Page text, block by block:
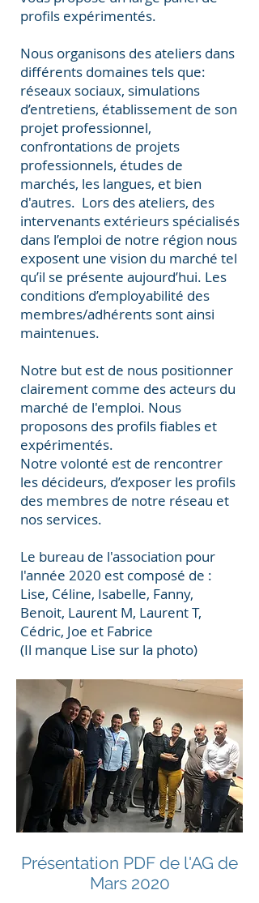
profils expérimentés.
Nous organisons des ateliers dans
différents domaines tels que:
réseaux sociaux, simulations
d’entretiens, établissement de son
projet professionnel,
confrontations de projets
professionnels, études de
marchés, les langues, et bien
d'autres. Lors des ateliers, des
intervenants extérieurs spécialisés
dans l’emploi de notre région nous
exposent une vision du marché tel
qu’il se présente aujourd’hui. Les
conditions d’employabilité des
membres/adhérents sont ainsi
maintenues.
Notre but est de nous positionner
clairement comme des acteurs du
marché de l'emploi. Nous
proposons des profils fiables et
expérimentés.
Notre volonté est de rencontrer
les décideurs, d’exposer les profils
des membres de notre réseau et
nos services.
Le bureau de l'association pour
l'année 2020 est composé de :
Lise, Céline, Isabelle, Fanny,
Benoit, Laurent M, Laurent T,
Cédric, Joe et Fabrice
(Il manque Lise sur la photo)
Présentation PDF de l'AG de
Mars 2020